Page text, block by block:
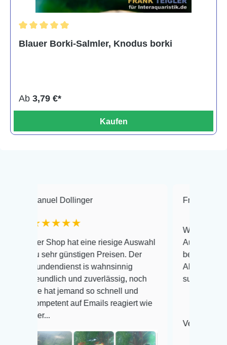
Blauer Borki-Salmler, Knodus borki
Ab 3,79 €*
Kaufen
Dollinger
Shop hat eine riesige Auswahl
sehr günstigen Preisen. Der
is wahnsinnig
und zuverlässig, noch
hat jemand so schnell und
auf Emails reagiert wie
Frank Hackmayer
Warenanlieferung
Auswahl plus
befinden der Fische
Alles ist quick
super Zustand. Gerne